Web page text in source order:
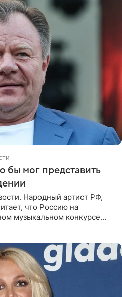
бы мог представить
Народный артист РФ,
что Россию на
музыкальном конкурсе